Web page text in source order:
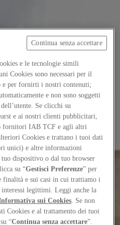
e le tecnologie simili
Cookies sono necessari per il
e per fornirti i nostri contenuti;
e non sono soggetti
Se clicchi su
e ai nostri clienti pubblicitari,
fornitori IAB TCF e agli altri
Cookies e trattano i tuoi dati
unici) e altre informazioni
dispositivo o dal tuo browser
su “Gestisci Preferenze” per
finalità e sui casi in cui trattiamo i
legittimi. Leggi anche la
sui Cookies. Se non
Cookies e al trattamento dei tuoi
“Continua senza accettare”.
Continua senza accettare